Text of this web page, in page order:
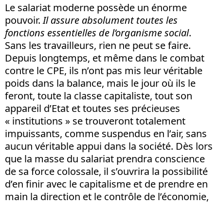
Le salariat moderne possède un énorme
pouvoir.Il assure absolument toutes les
fonctions essentielles de l’organisme social.
Sans les travailleurs, rien ne peut se faire.
Depuis longtemps, et même dans le combat
contre le CPE, ils n’ont pas mis leur véritable
poids dans la balance, mais le jour où ils le
feront, toute la classe capitaliste, tout son
appareil d’Etat et toutes ses précieuses
« institutions » se trouveront totalement
impuissants, comme suspendus en l’air, sans
aucun véritable appui dans la société. Dès lors
que la masse du salariat prendra conscience
de sa force colossale, il s’ouvrira la possibilité
d’en finir avec le capitalisme et de prendre en
main la direction et le contrôle de l’économie,